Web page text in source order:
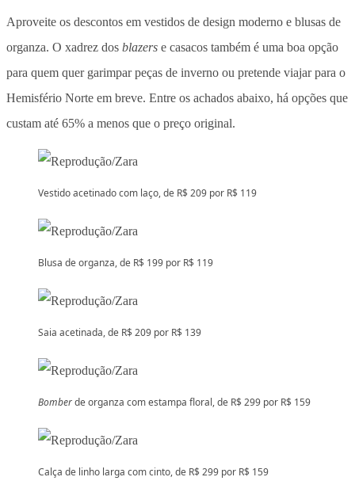
Aproveite os descontos em vestidos de design moderno e blusas de
organza. O xadrez dos blazers e casacos também é uma boa opção
para quem quer garimpar peças de inverno ou pretende viajar para o
Hemisfério Norte em breve. Entre os achados abaixo, há opções que
custam até 65% a menos que o preço original.
Vestido acetinado com laço, de R$ 209 por R$ 119
Blusa de organza, de R$ 199 por R$ 119
Saia acetinada, de R$ 209 por R$ 139
Bomberde organza com estampa floral, de R$ 299 por R$ 159
Calça de linho larga com cinto, de R$ 299 por R$ 159